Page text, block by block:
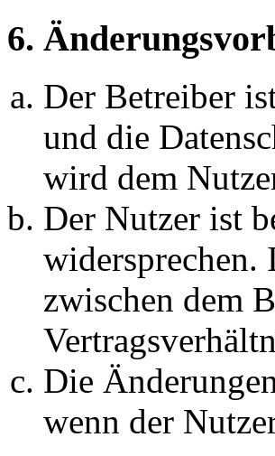
6.
Der Betreiber
und die
wird dem
Der Nutzer ist
widersprechen.
zwischen dem
Die
wenn der